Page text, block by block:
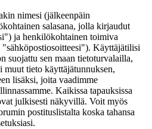
nimesi (jälkeenpäin
salasana, jolla kirjaudut
ja henkilökohtainen toimiva
Käyttäjätilisi
suojattu sen maan tietoturvalailla,
tieto käyttäjätunnuksen,
lisäksi, joita vaadimme
Kaikissa tapauksissa
julkisesti näkyvillä. Voit myös
postituslistalta koska tahansa